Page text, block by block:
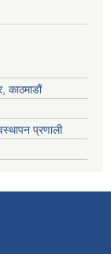
काठमाडौं
प्रणाली